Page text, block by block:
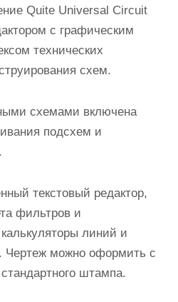
Quite Universal Circuit
с графическим
технических
схем.
схемами включена
подсхем и
текстовый редактор,
фильтров и
линий и
Чертеж можно оформить с
штампа.